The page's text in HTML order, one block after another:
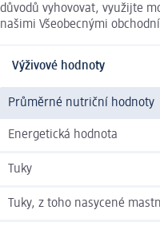
důvodů vyhovovat, využijte
našimi Všeobecnými
Výživové hodnoty
Průměrné nutriční hodnoty
Energetická hodnota
Tuky
Tuky, z toho nasycené